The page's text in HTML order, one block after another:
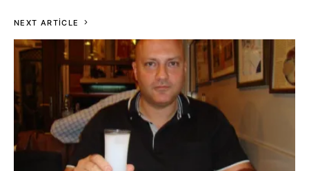
NEXT ARTICLE